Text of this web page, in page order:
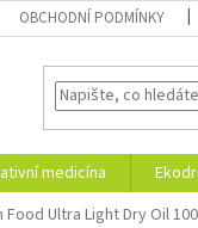
OBCHODNÍ PODMÍNKY
medicína
Food Ultra Light Dry Oil 100